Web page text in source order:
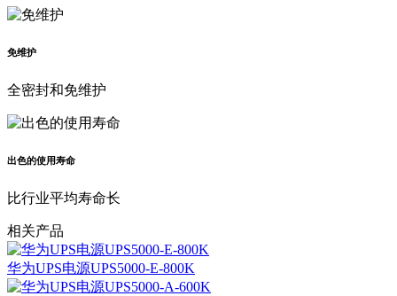
免维护
全密封和免维护
出色的使用寿命
比行业平均寿命长
相关产品
华为UPS电源UPS5000-E-800K